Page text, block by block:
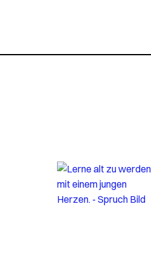
- Spruch bildung-ist-die-